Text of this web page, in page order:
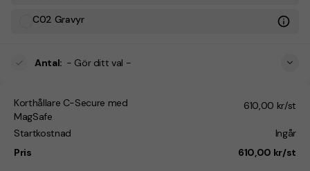
C02 Gravyr
Antal: - Gör ditt val -
Korthållare C-Secure med
MagSafe
610,00 kr/st
Startkostnad
Ingår
Pris
610,00 kr/st